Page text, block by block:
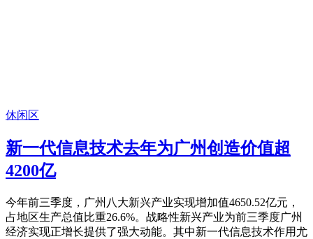
休闲区
新一代信息技术去年为广州创造价值超
4200亿
今年前三季度，广州八大新兴产业实现增加值4650.52亿元，
占地区生产总值比重26.6%。战略性新兴产业为前三季度广州
经济实现正增长提供了强大动能。其中新一代信息技术作用尤